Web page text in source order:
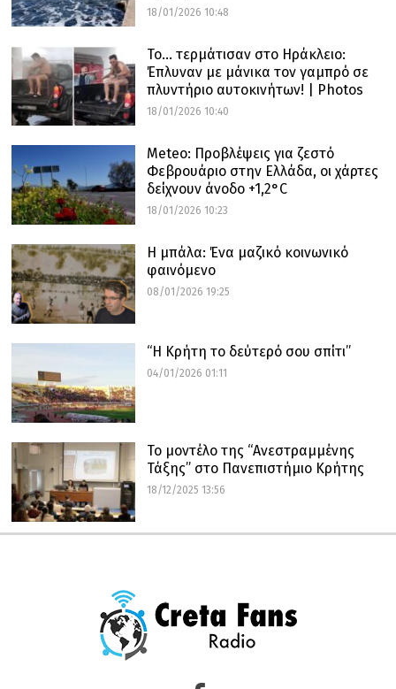
18/01/2026 10:48
Το… τερμάτισαν στο Ηράκλειο:
Έπλυναν με μάνικα τον γαμπρό σε
πλυντήριο αυτοκινήτων! | Photos
18/01/2026 10:40
Meteo: Προβλέψεις για ζεστό
Φεβρουάριο στην Ελλάδα, οι χάρτες
δείχνουν άνοδο +1,2°C
18/01/2026 10:23
Η μπάλα: Ένα μαζικό κοινωνικό
φαινόμενο
08/01/2026 19:25
“Η Κρήτη το δεύτερό σου σπίτι”
04/01/2026 01:11
Το μοντέλο της “Ανεστραμμένης
Τάξης” στο Πανεπιστήμιο Κρήτης
18/12/2025 13:56